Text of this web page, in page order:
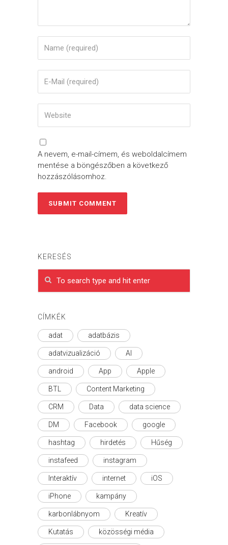
A nevem, e-mail-címem, és weboldalcímem
mentése a böngészőben a következő
hozzászólásomhoz.
KERESÉS
CÍMKÉK
adat adatbázis
adatvizualizáció AI
android App Apple
BTL Content Marketing
CRM Data data science
DM Facebook google
hashtag hirdetés Hűség
instafeed instagram
Interaktív internet iOS
iPhone kampány
karbonlábnyom Kreatív
Kutatás közösségi média